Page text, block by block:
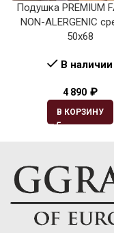
Подушка PREMIUM
NON-ALERGENIC
50х68
В наличии
4 890 ₽
В КОРЗИНУ